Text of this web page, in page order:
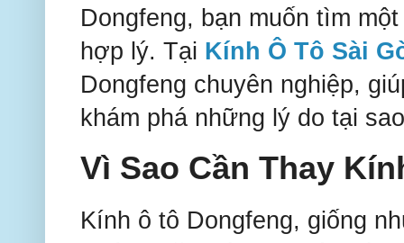
Dongfeng, bạn muốn tìm
hợp lý. Tại Kính Ô Tô Sài
Dongfeng chuyên nghiệp,
khám phá những lý do tại
Vì Sao Cần Thay
Kính ô tô Dongfeng, giống